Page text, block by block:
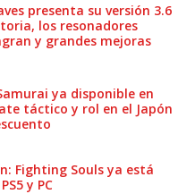
presenta su versión 3.6
los resonadores
y grandes mejoras
ya disponible en
táctico y rol en el Japón
Fighting Souls ya está
y PC